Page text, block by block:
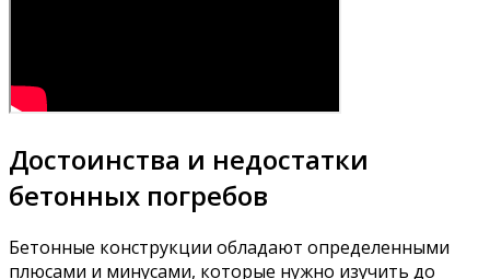
Достоинства и недостатки
бетонных погребов
Бетонные конструкции обладают определенными
плюсами и минусами, которые нужно изучить до